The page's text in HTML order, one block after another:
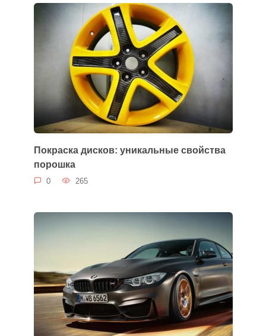
Покраска дисков: уникальные свойства
порошка
0 265